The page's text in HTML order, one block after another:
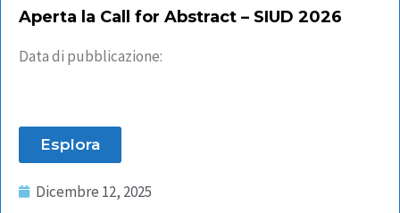
Aperta la Call for Abstract – SIUD 2026
Data di pubblicazione:
Esplora
Dicembre 12, 2025